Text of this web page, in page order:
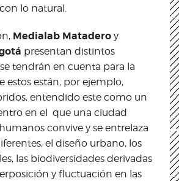
lo natural.
Medialab Matadero y
presentan distintos
tendrán en cuenta para la
estos están, por ejemplo,
entendido este como un
en el que una ciudad
convive y se entrelaza
el diseño urbano, los
las biodiversidades derivadas
y fluctuación en las